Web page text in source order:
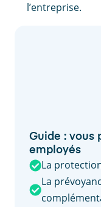
l’entreprise.
Guide : vous
employés
La
La